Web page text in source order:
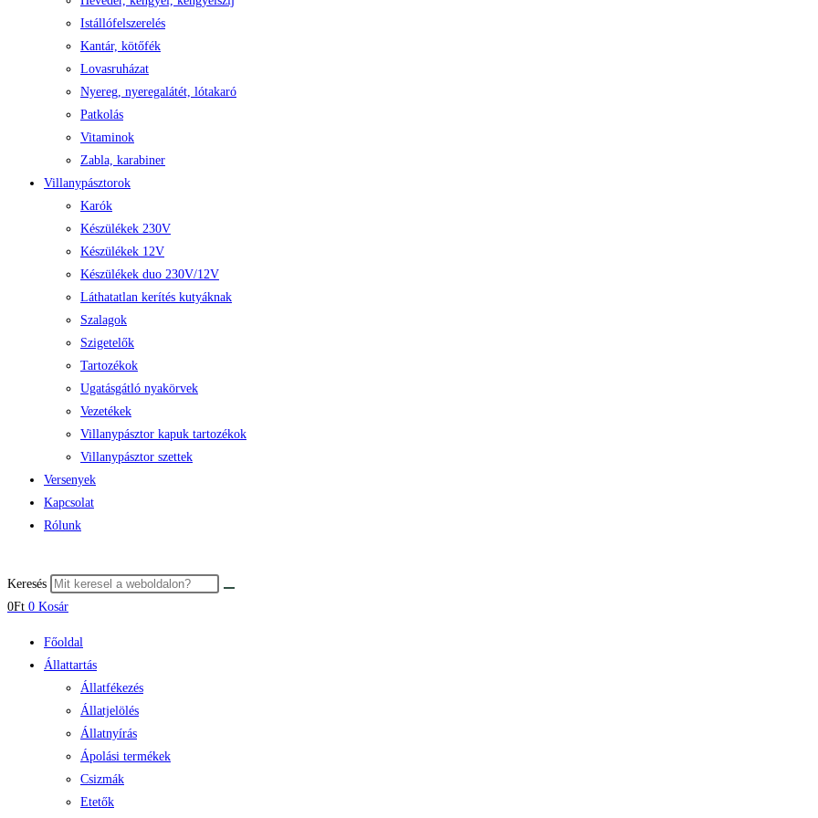
Istállófelszerelés
Kantár, kötőfék
Lovasruházat
Nyereg, nyeregalátét, lótakaró
Patkolás
Vitaminok
Zabla, karabiner
Villanypásztorok
Karók
Készülékek 230V
Készülékek 12V
Készülékek duo 230V/12V
Láthatatlan kerítés kutyáknak
Szalagok
Szigetelők
Tartozékok
Ugatásgátló nyakörvek
Vezetékek
Villanypásztor kapuk tartozékok
Villanypásztor szettek
Versenyek
Kapcsolat
Rólunk
Keresés
0Ft 0 Kosár
Főoldal
Állattartás
Állatfékezés
Állatjelölés
Állatnyírás
Ápolási termékek
Csizmák
Etetők